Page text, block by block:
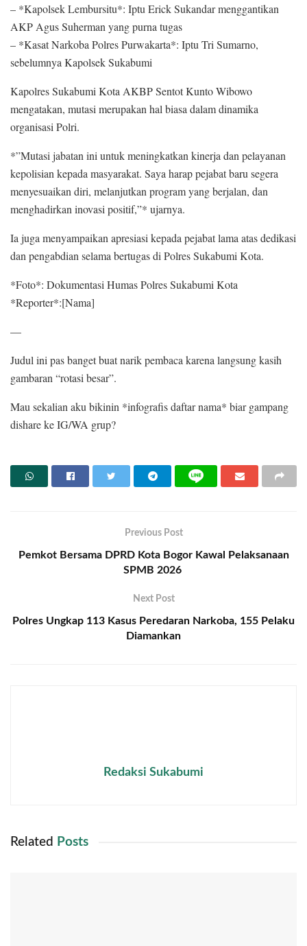
– *Kapolsek Lembursitu*: Iptu Erick Sukandar menggantikan
AKP Agus Suherman yang purna tugas
– *Kasat Narkoba Polres Purwakarta*: Iptu Tri Sumarno,
sebelumnya Kapolsek Sukabumi
Kapolres Sukabumi Kota AKBP Sentot Kunto Wibowo
mengatakan, mutasi merupakan hal biasa dalam dinamika
organisasi Polri.
*”Mutasi jabatan ini untuk meningkatkan kinerja dan pelayanan
kepolisian kepada masyarakat. Saya harap pejabat baru segera
menyesuaikan diri, melanjutkan program yang berjalan, dan
menghadirkan inovasi positif,”* ujarnya.
Ia juga menyampaikan apresiasi kepada pejabat lama atas dedikasi
dan pengabdian selama bertugas di Polres Sukabumi Kota.
*Foto*: Dokumentasi Humas Polres Sukabumi Kota
*Reporter*:[Nama]
—
Judul ini pas banget buat narik pembaca karena langsung kasih
gambaran “rotasi besar”.
Mau sekalian aku bikinin *infografis daftar nama* biar gampang
dishare ke IG/WA grup?
Previous Post
Pemkot Bersama DPRD Kota Bogor Kawal Pelaksanaan
SPMB 2026
Next Post
Polres Ungkap 113 Kasus Peredaran Narkoba, 155 Pelaku
Diamankan
Redaksi Sukabumi
Related Posts